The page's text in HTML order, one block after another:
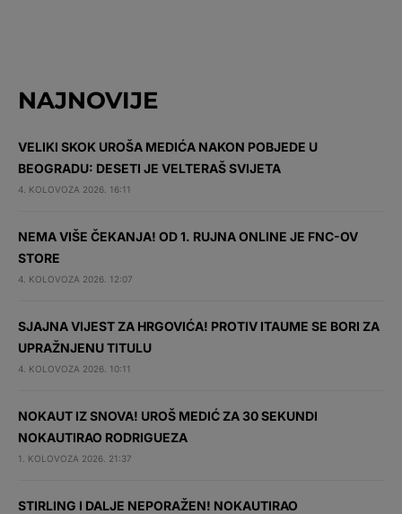
NAJNOVIJE
VELIKI SKOK UROŠA MEDIĆA NAKON POBJEDE U
BEOGRADU: DESETI JE VELTERAŠ SVIJETA
4. KOLOVOZA 2026. 16:11
NEMA VIŠE ČEKANJA! OD 1. RUJNA ONLINE JE FNC-OV
STORE
4. KOLOVOZA 2026. 12:07
SJAJNA VIJEST ZA HRGOVIĆA! PROTIV ITAUME SE BORI ZA
UPRAŽNJENU TITULU
4. KOLOVOZA 2026. 10:11
NOKAUT IZ SNOVA! UROŠ MEDIĆ ZA 30 SEKUNDI
NOKAUTIRAO RODRIGUEZA
1. KOLOVOZA 2026. 21:37
STIRLING I DALJE NEPORAŽEN! NOKAUTIRAO